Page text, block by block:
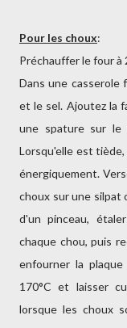
Pour les choux:
Préchauffer le four à
Dans une casserole
et le sel. Ajoutez la
une spature sur le
Lorsqu'elle est
énergiquement.
choux sur une silpat
d'un pinceau,
chaque chou, puis
enfourner la
170°C et laisser
lorsque les choux